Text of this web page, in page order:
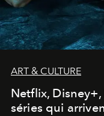
ART & CULTURE
Netflix,
séries qui